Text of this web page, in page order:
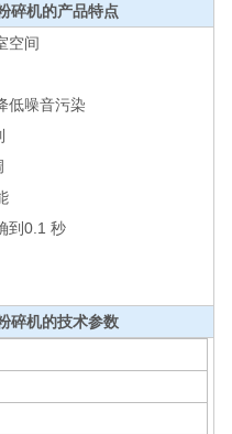
碎机的产品特点
空间
低噪音污染
到0.1 秒
碎机的技术参数